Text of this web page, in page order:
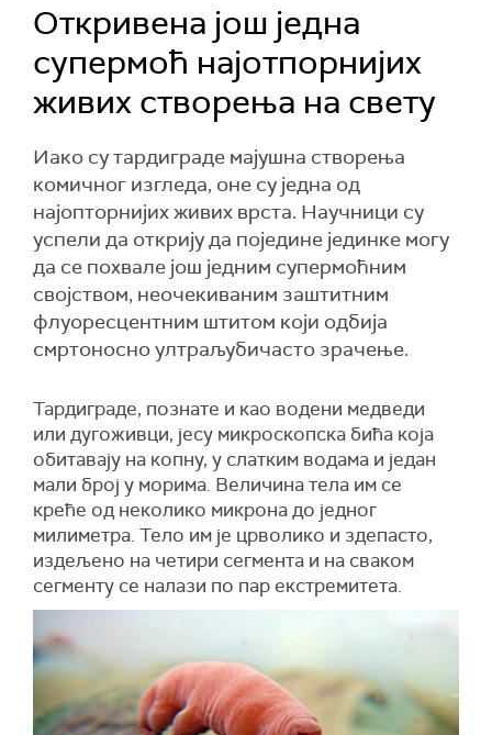
Откривена још једна
супермоћ најотпорнијих
живих створења на свету
Иако су тардиграде мајушна створења
комичног изгледа, оне су једна од
најопторнијих живих врста. Научници су
успели да открију да поједине јединке могу
да се похвале још једним супермоћним
својством, неочекиваним заштитним
флуоресцентним штитом који одбија
смртоносно ултраљубичасто зрачење.
Тардиграде, познате и као водени медведи
или дугоживци, јесу микроскопска бића која
обитавају на копну, у слатким водама и један
мали број у морима. Величина тела им се
креће од неколико микрона до једног
милиметра. Тело им је црволико и здепасто,
издељено на четири сегмента и на сваком
сегменту се налази по пар екстремитета.